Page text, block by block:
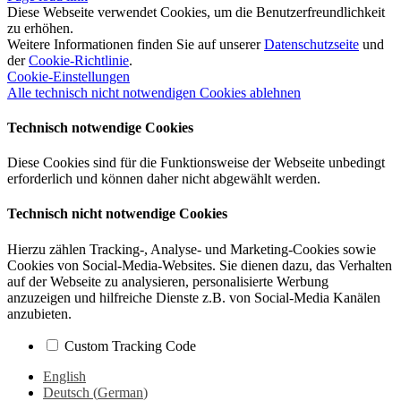
Diese Webseite verwendet Cookies, um die Benutzerfreundlichkeit
zu erhöhen.
Weitere Informationen finden Sie auf unsererDatenschutzseite und
derCookie-Richtlinie.
Cookie-Einstellungen
Alle technisch nicht notwendigen Cookies ablehnen
Technisch notwendige Cookies
Diese Cookies sind für die Funktionsweise der Webseite unbedingt
erforderlich und können daher nicht abgewählt werden.
Technisch nicht notwendige Cookies
Hierzu zählen Tracking-, Analyse- und Marketing-Cookies sowie
Cookies von Social-Media-Websites. Sie dienen dazu, das Verhalten
auf der Webseite zu analysieren, personalisierte Werbung
anzuzeigen und hilfreiche Dienste z.B. von Social-Media Kanälen
anzubieten.
Custom Tracking Code
English
Deutsch (German)